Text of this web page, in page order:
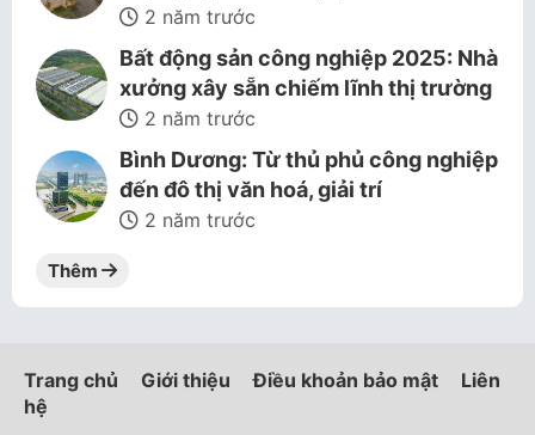
2 năm trước
Bất động sản công nghiệp 2025: Nhà
xưởng xây sẵn chiếm lĩnh thị trường
2 năm trước
Bình Dương: Từ thủ phủ công nghiệp
đến đô thị văn hoá, giải trí
2 năm trước
Thêm
Trang chủ Giới thiệu Điều khoản bảo mật
Liên
hệ